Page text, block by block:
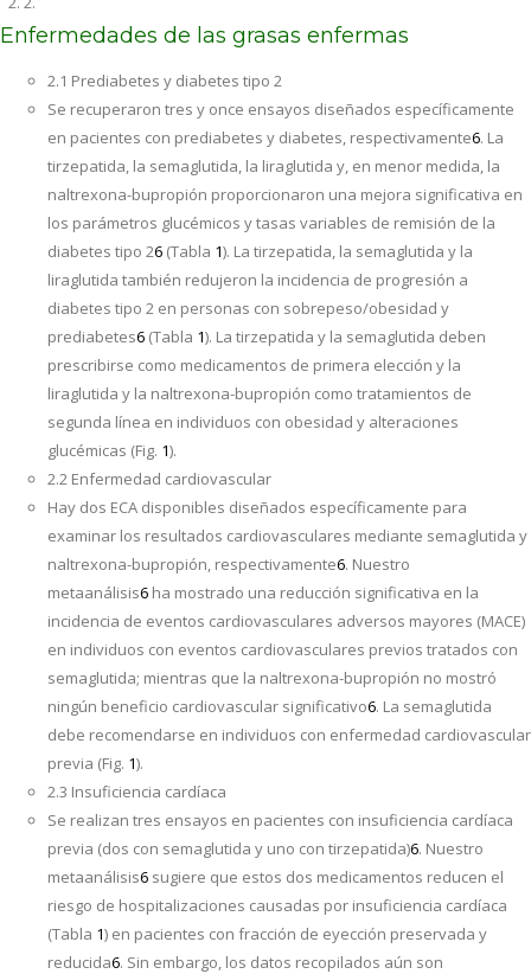
Enfermedades de las grasas enfermas
2.1 Prediabetes y diabetes tipo 2
Se recuperaron tres y once ensayos diseñados específicamente
en pacientes con prediabetes y diabetes, respectivamente6. La
tirzepatida, la semaglutida, la liraglutida y, en menor medida, la
naltrexona-bupropión proporcionaron una mejora significativa en
los parámetros glucémicos y tasas variables de remisión de la
diabetes tipo 26 (Tabla 1). La tirzepatida, la semaglutida y la
liraglutida también redujeron la incidencia de progresión a
diabetes tipo 2 en personas con sobrepeso/obesidad y
prediabetes6 (Tabla 1). La tirzepatida y la semaglutida deben
prescribirse como medicamentos de primera elección y la
liraglutida y la naltrexona-bupropión como tratamientos de
segunda línea en individuos con obesidad y alteraciones
glucémicas (Fig. 1).
2.2 Enfermedad cardiovascular
Hay dos ECA disponibles diseñados específicamente para
examinar los resultados cardiovasculares mediante semaglutida y
naltrexona-bupropión, respectivamente6. Nuestro
metaanálisis6 ha mostrado una reducción significativa en la
incidencia de eventos cardiovasculares adversos mayores (MACE)
en individuos con eventos cardiovasculares previos tratados con
semaglutida; mientras que la naltrexona-bupropión no mostró
ningún beneficio cardiovascular significativo6. La semaglutida
debe recomendarse en individuos con enfermedad cardiovascular
previa (Fig. 1).
2.3 Insuficiencia cardíaca
Se realizan tres ensayos en pacientes con insuficiencia cardíaca
previa (dos con semaglutida y uno con tirzepatida)6. Nuestro
metaanálisis6 sugiere que estos dos medicamentos reducen el
riesgo de hospitalizaciones causadas por insuficiencia cardíaca
(Tabla 1) en pacientes con fracción de eyección preservada y
reducida6. Sin embargo, los datos recopilados aún son